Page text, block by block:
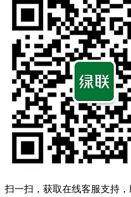
扫一扫，获取在线客服支持，